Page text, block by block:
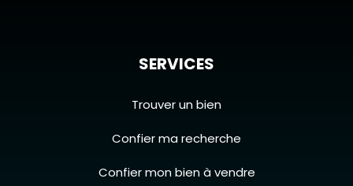
SERVICES
Trouver un bien
Confier ma recherche
Confier mon bien à vendre